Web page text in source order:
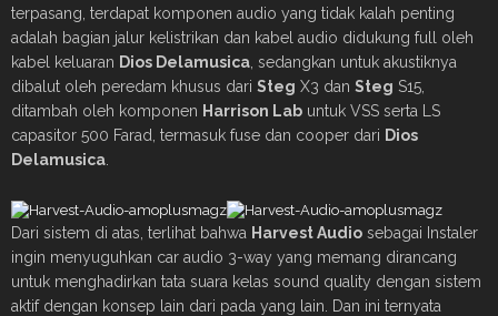
terpasang, terdapat komponen audio yang tidak kalah penting
adalah bagian jalur kelistrikan dan kabel audio didukung full oleh
kabel keluaran Dios Delamusica, sedangkan untuk akustiknya
dibalut oleh peredam khusus dari Steg X3 dan Steg S15,
ditambah oleh komponen Harrison Lab untuk VSS serta LS
capasitor 500 Farad, termasuk fuse dan cooper dari Dios
Delamusica.
Dari sistem di atas, terlihat bahwa Harvest Audio sebagai Instaler
ingin menyuguhkan car audio 3-way yang memang dirancang
untuk menghadirkan tata suara kelas sound quality dengan sistem
aktif dengan konsep lain dari pada yang lain. Dan ini ternyata